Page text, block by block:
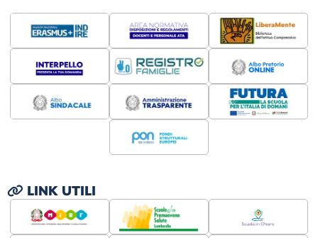
LINK UTILI